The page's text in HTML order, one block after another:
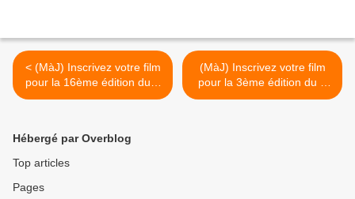
< (MàJ) Inscrivez votre film
pour la 16ème édition du «
CinéMartinique Festival » !
(MàJ) Inscrivez votre film
pour la 3ème édition du «
Festival Court Derrière » ! >
Hébergé par Overblog
Top articles
Pages